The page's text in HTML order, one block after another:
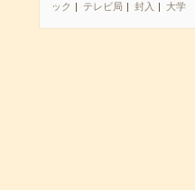
ック
テレビ局 封入 大学